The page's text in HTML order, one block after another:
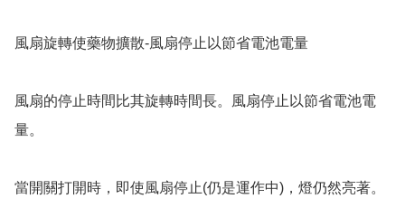
風扇旋轉使藥物擴散-風扇停止以節省電池電量
風扇的停止時間比其旋轉時間長。風扇停止以節省電池電
量。
當開關打開時，即使風扇停止(仍是運作中)，燈仍然亮著。